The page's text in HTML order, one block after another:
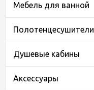
Мебель для ванной
Полотенцесушители
Душевые кабины
Аксессуары